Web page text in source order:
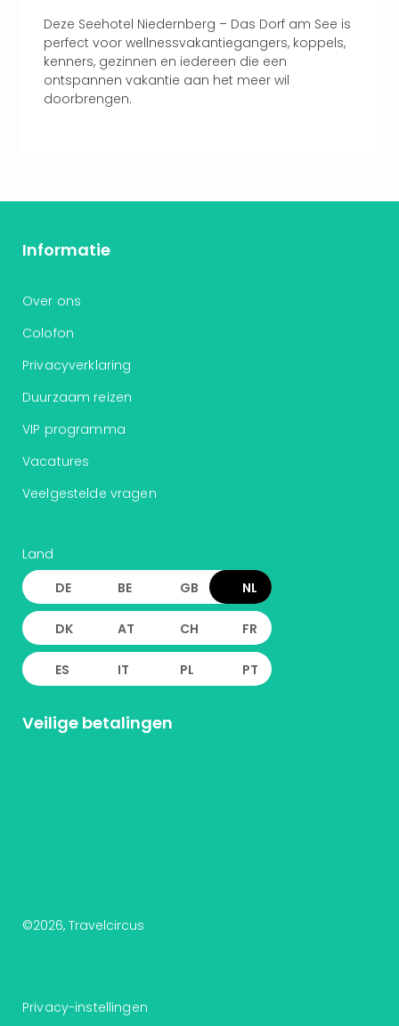
Deze Seehotel Niedernberg – Das Dorf am See is
perfect voor wellnessvakantiegangers, koppels,
kenners, gezinnen en iedereen die een
ontspannen vakantie aan het meer wil
doorbrengen.
Informatie
Over ons
Colofon
Privacyverklaring
Duurzaam reizen
VIP programma
Vacatures
Veelgestelde vragen
Land
DE BE GB NL
DK AT CH FR
ES IT PL PT
Veilige betalingen
©2026, Travelcircus
Privacy-instellingen